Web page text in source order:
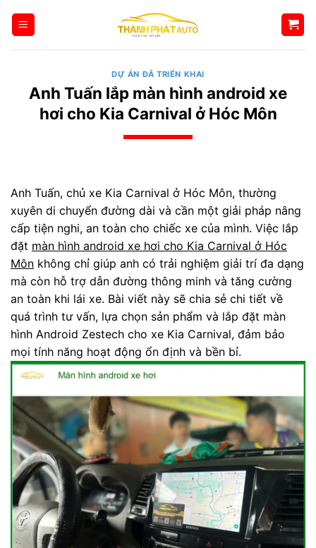
qua
DỰ ÁN ĐÃ TRIỂN KHAI
Anh Tuấn lắp màn hình android xe
hơi cho Kia Carnival ở Hóc Môn
Anh Tuấn, chủ xe Kia Carnival ở Hóc Môn, thường
xuyên di chuyển đường dài và cần một giải pháp nâng
cấp tiện nghi, an toàn cho chiếc xe của mình. Việc lắp
đặt màn hình android xe hơi cho Kia Carnival ở Hóc
Môn không chỉ giúp anh có trải nghiệm giải trí đa dạng
mà còn hỗ trợ dẫn đường thông minh và tăng cường
an toàn khi lái xe. Bài viết này sẽ chia sẻ chi tiết về
quá trình tư vấn, lựa chọn sản phẩm và lắp đặt màn
hình Android Zestech cho xe Kia Carnival, đảm bảo
mọi tính năng hoạt động ổn định và bền bỉ.